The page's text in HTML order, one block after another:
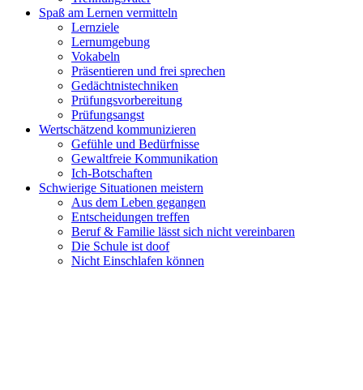
Spaß am Lernen vermitteln
Lernziele
Lernumgebung
Vokabeln
Präsentieren und frei sprechen
Gedächtnistechniken
Prüfungsvorbereitung
Prüfungsangst
Wertschätzend kommunizieren
Gefühle und Bedürfnisse
Gewaltfreie Kommunikation
Ich-Botschaften
Schwierige Situationen meistern
Aus dem Leben gegangen
Entscheidungen treffen
Beruf & Familie lässt sich nicht vereinbaren
Die Schule ist doof
Nicht Einschlafen können